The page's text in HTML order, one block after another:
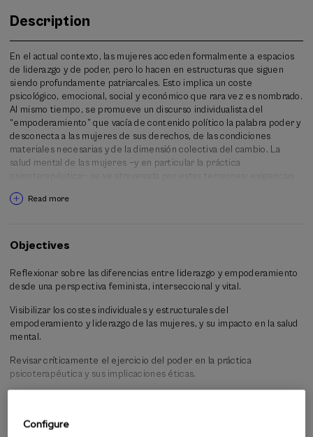
Description
En el actual contexto, las mujeres acceden formalmente a espacios
de liderazgo y de poder, pero lo hacen en estructuras que siguen
siendo profundamente patriarcales. Esto implica un coste
psicológico, emocional, social y económico que rara vez es nombrado.
Al mismo tiempo, se promueve un discurso individualista del
“empoderamiento” que vacía de contenido político la palabra poder y
desconecta a las mujeres de sus derechos, de las condiciones
materiales necesarias y de la dimensión colectiva del cambio. La
salud mental de las mujeres —y en particular la práctica
de liderazgo sin derechos, demandas de empoderamiento sin apoyo
estructural, y la persistencia del miedo, la culpa y la autoexigencia
Este Curso de Verano propone revisar críticamente qué significa
liderar y qué significa empoderarse desde una mirada feminista,
interseccional e histórica, atendiendo al impacto en la vida de las
mujeres y en la intervención profesional.
El curso forma parte de la crítica al empoderamiento neoliberal,
subrayando que el liderazgo femenino real solo es posible cuando se
vincula al acceso efectivo a derechos y condiciones materiales, y se
reconoce la diversidad de experiencias de las mujeres a través de
una perspectiva interseccional. La literatura destaca que el
empoderamiento sin apoyo estructural puede aumentar la carga
Read more
Objectives
Reflexionar sobre las diferencias entre liderazgo y empoderamiento
desde una perspectiva feminista, interseccional y vital.
Visibilizar los costes individuales y estructurales del
empoderamiento y liderazgo de las mujeres, y su impacto en la salud
mental.
Revisar críticamente el ejercicio del poder en la práctica
psicoterapéutica y sus implicaciones éticas.
Configure